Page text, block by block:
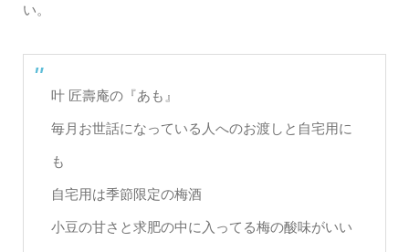
い。
叶 匠壽庵の『あも』
毎月お世話になっている人へのお渡しと自宅用に
も
自宅用は季節限定の梅酒
小豆の甘さと求肥の中に入ってる梅の酸味がいい